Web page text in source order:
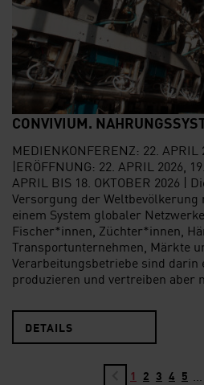
CONVIVIUM.
MEDIENKONFERENZ: 22. APRIL
|ERÖFFNUNG: 22. APRIL 2026,
APRIL BIS 18. OKTOBER 2026 |
Versorgung der
einem System globaler
Fischer*innen, Züchter*innen,
Transportunternehmen, Märkte
Verarbeitungsbetriebe sind darin
produzieren und vertreiben aber
DETAILS
1 2 3 4 5 …